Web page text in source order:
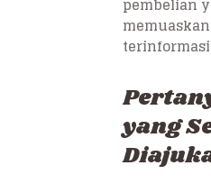
pembelian
yang